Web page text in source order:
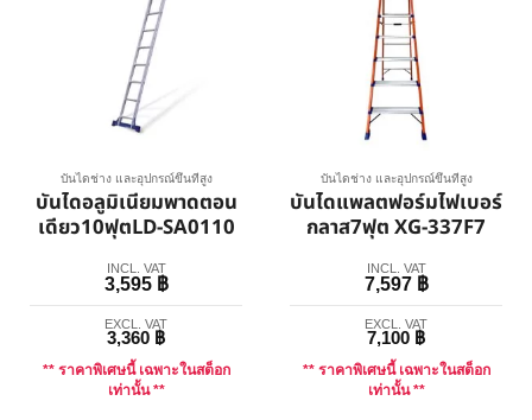
บันไดช่าง และอุปกรณ์ขึ้นที่สูง
บันไดอลูมิเนียมพาดตอน
เดียว10ฟุตLD-SA0110
INCL. VAT
3,595 ฿
EXCL. VAT
3,360 ฿
** ราคาพิเศษนี้ เฉพาะในสต็อก
เท่านั้น **
บันไดช่าง และอุปกรณ์ขึ้นที่สูง
บันไดแพลตฟอร์มไฟเบอร์
กลาส7ฟุต XG-337F7
INCL. VAT
7,597 ฿
EXCL. VAT
7,100 ฿
** ราคาพิเศษนี้ เฉพาะในสต็อก
เท่านั้น **